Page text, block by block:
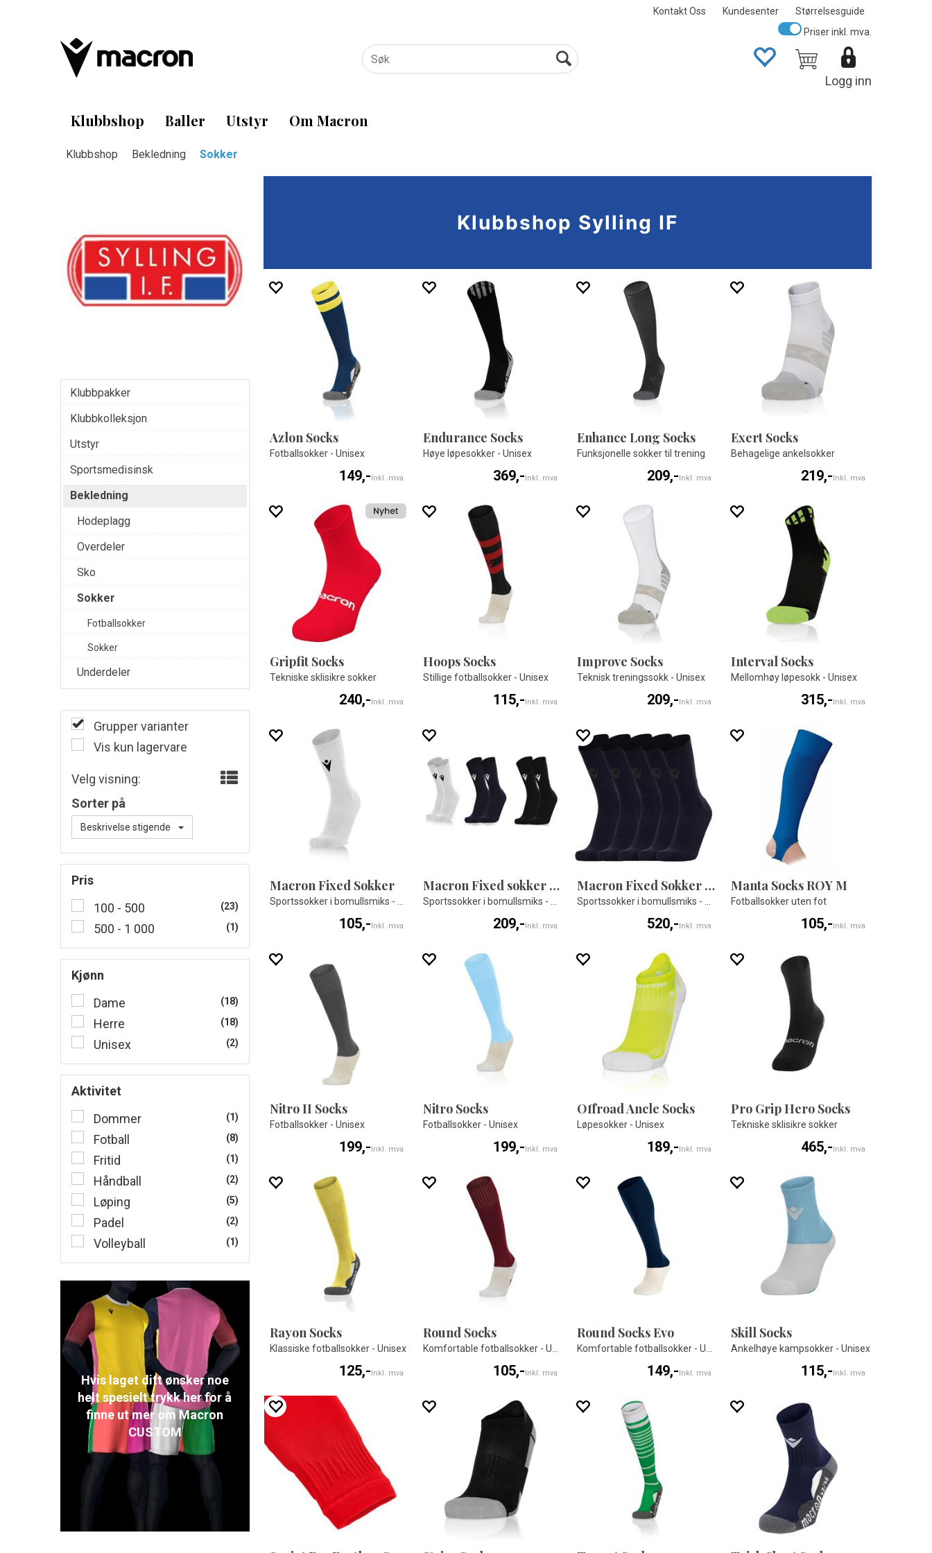
Kontakt Oss Kundesenter Størrelsesguide
Logg inn
Priser inkl. mva.
Klubbshop Baller Utstyr Om Macron
Klubbshop Bekledning Sokker
Grupper varianter
Vis kun lagervare
Velg visning:
Sorter på
Beskrivelse stigende
Pris
100 - 500
(23)
500 - 1 000 (1)
Kjønn
Dame
(18)
Herre (18)
Unisex (2)
Aktivitet
Dommer
(1)
Fotball (8)
Fritid (1)
Håndball (2)
Løping (5)
Padel (2)
Volleyball (1)
Klubbpakker
Klubbkolleksjon
Utstyr
Sportsmedisinsk
Bekledning
Hodeplagg
Overdeler
Sko
Sokker
Fotballsokker
Sokker
Underdeler
Hvis laget ditt ønsker noe
helt spesielt trykk her for å
finne ut mer om Macron
CUSTOM
Klubbshop Sylling IF
Azlon Socks
Fotballsokker - Unisex
149,- Inkl. mva
Endurance Socks
Høye løpesokker - Unisex
369,- Inkl. mva
Enhance Long Socks
Funksjonelle sokker til trening
209,- Inkl. mva
Exert Socks
Behagelige ankelsokker
219,- Inkl. mva
Gripfit Socks
Tekniske sklisikre sokker
240,-Inkl. mva
Hoops Socks
Stillige fotballsokker - Unisex
115,-Inkl. mva
Improve Socks
Teknisk treningssokk - Unisex
209,-Inkl. mva
Interval Socks
Mellomhøy løpesokk - Unisex
315,-Inkl. mva
Macron Fixed Sokker
105,-Inkl. mva
Macron Fixed sokker 2 pk
209,-Inkl. mva
Macron Fixed Sokker 5 pk
520,-Inkl. mva
Manta Socks ROY M
Fotballsokker uten fot
105,-Inkl. mva
Nitro II Socks
Fotballsokker - Unisex
199,- Inkl. mva
Nitro Socks
Fotballsokker - Unisex
199,- Inkl. mva
Offroad Ancle Socks
Løpesokker - Unisex
189,- Inkl. mva
Pro Grip Hero Socks
Tekniske sklisikre sokker
465,- Inkl. mva
Rayon Socks
Klassiske fotballsokker - Unisex
125,- Inkl. mva
Round Socks
Komfortable fotballsokker - Unisex
105,- Inkl. mva
Round Socks Evo
Komfortable fotballsokker - Unisex
149,- Inkl. mva
Skill Socks
Ankelhøye kampsokker - Unisex
115,- Inkl. mva